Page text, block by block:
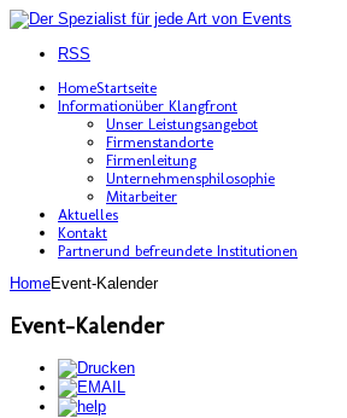
RSS
HomeStartseite
Informationüber Klangfront
Unser Leistungsangebot
Firmenstandorte
Firmenleitung
Unternehmensphilosophie
Mitarbeiter
Aktuelles
Kontakt
Partnerund befreundete Institutionen
HomeEvent-Kalender
Event-Kalender